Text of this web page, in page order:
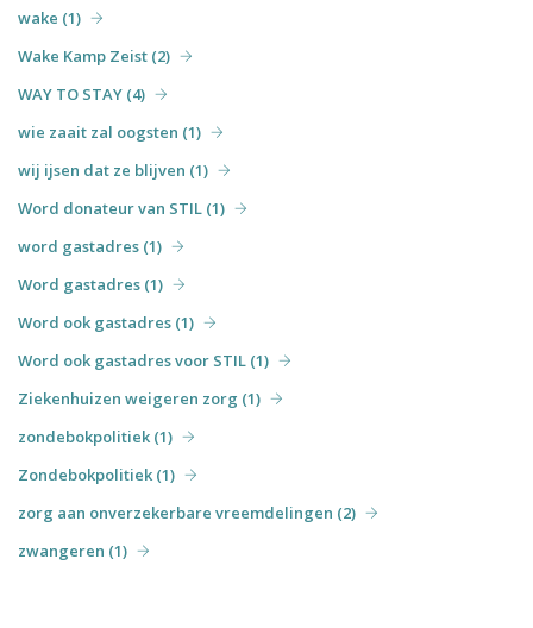
wake (1)
Wake Kamp Zeist (2)
WAY TO STAY (4)
wie zaait zal oogsten (1)
wij ijsen dat ze blijven (1)
Word donateur van STIL (1)
word gastadres (1)
Word gastadres (1)
Word ook gastadres (1)
Word ook gastadres voor STIL (1)
Ziekenhuizen weigeren zorg (1)
zondebokpolitiek (1)
Zondebokpolitiek (1)
zorg aan onverzekerbare vreemdelingen (2)
zwangeren (1)